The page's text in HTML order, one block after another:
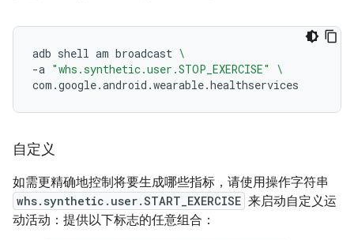
adb shell am broadcast \
-a "whs.synthetic.user.STOP_EXERCISE"
\
自定义
如需更精确地控制将要生成哪些指标，请使用操作字符串
whs.synthetic.user.START_EXERCISE 来启动自定义运
动活动：提供以下标志的任意组合：